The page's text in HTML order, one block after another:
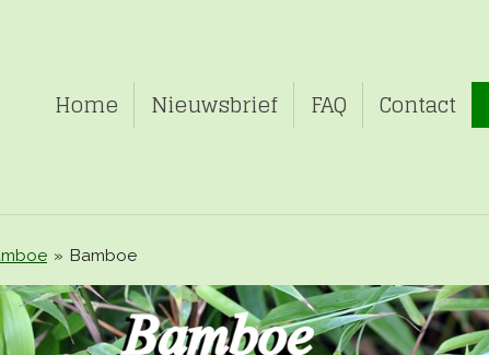
Home Nieuwsbrief FAQ Contact
» Bamboe